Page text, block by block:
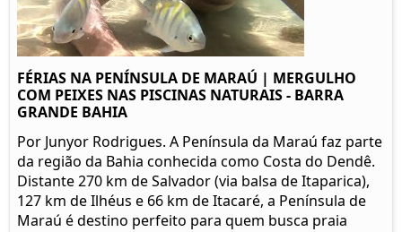
FÉRIAS NA PENÍNSULA DE MARAÚ | MERGULHO
COM PEIXES NAS PISCINAS NATURAIS - BARRA
GRANDE BAHIA
Por Junyor Rodrigues. A Península da Maraú faz parte
da região da Bahia conhecida como Costa do Dendê.
Distante 270 km de Salvador (via balsa de Itaparica),
127 km de Ilhéus e 66 km de Itacaré, a Península de
Maraú é destino perfeito para quem busca praia